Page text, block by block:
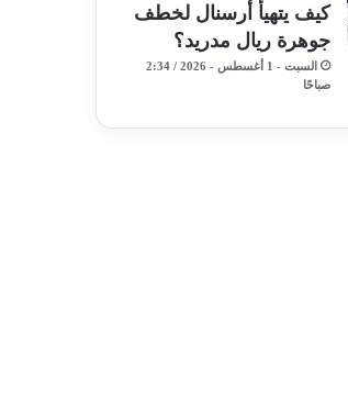
كيف يتهيأ أرسنال لخطف
جوهرة ريال مدريد؟
السبت - 1 أغسطس - 2026 / 2:34
صباحًا